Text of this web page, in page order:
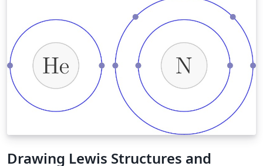
Drawing Lewis Structures and